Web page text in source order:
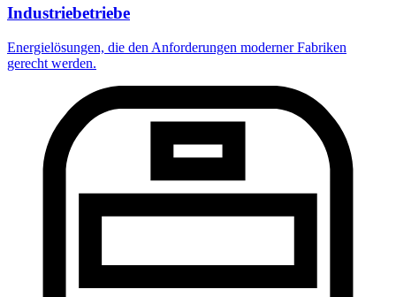
Industriebetriebe
Energielösungen, die den Anforderungen moderner Fabriken
gerecht werden.